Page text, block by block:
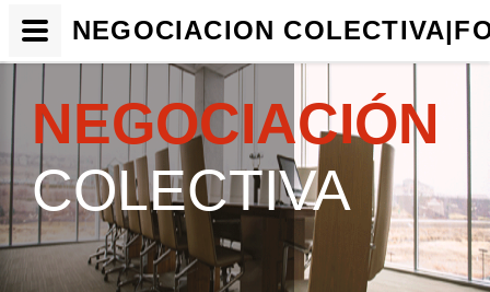
NEGOCIACIÓN
COLECTIVA
NEGOCIACION